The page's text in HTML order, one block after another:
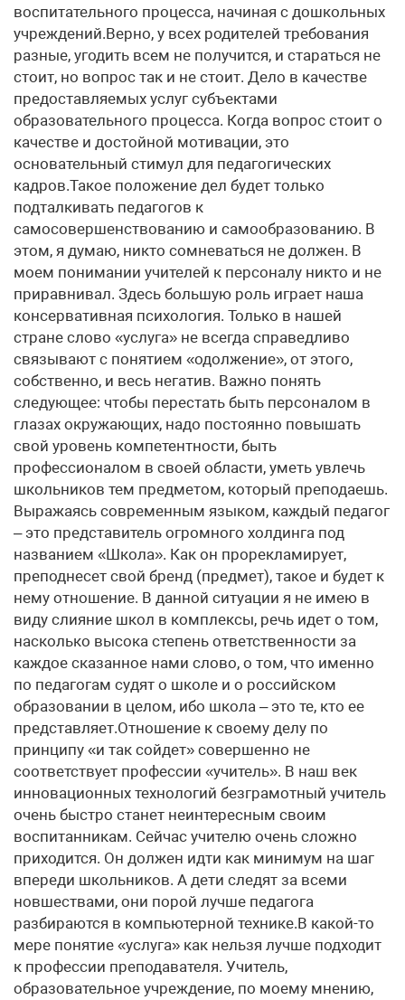
воспитательного процесса, начиная с дошкольных
учреждений.Верно, у всех родителей требования
разные, угодить всем не получится, и стараться не
стоит, но вопрос так и не стоит. Дело в качестве
предоставляемых услуг субъектами
образовательного процесса. Когда вопрос стоит о
качестве и достойной мотивации, это
основательный стимул для педагогических
кадров.Такое положение дел будет только
подталкивать педагогов к
самосовершенствованию и самообразованию. В
этом, я думаю, никто сомневаться не должен. В
моем понимании учителей к персоналу никто и не
приравнивал. Здесь большую роль играет наша
консервативная психология. Только в нашей
стране слово «услуга» не всегда справедливо
связывают с понятием «одолжение», от этого,
собственно, и весь негатив. Важно понять
следующее: чтобы перестать быть персоналом в
глазах окружающих, надо постоянно повышать
свой уровень компетентности, быть
профессионалом в своей области, уметь увлечь
школьников тем предметом, который преподаешь.
Выражаясь современным языком, каждый педагог
– это представитель огромного холдинга под
названием «Школа». Как он прорекламирует,
преподнесет свой бренд (предмет), такое и будет к
нему отношение. В данной ситуации я не имею в
виду слияние школ в комплексы, речь идет о том,
насколько высока степень ответственности за
каждое сказанное нами слово, о том, что именно
по педагогам судят о школе и о российском
образовании в целом, ибо школа – это те, кто ее
представляет.Отношение к своему делу по
принципу «и так сойдет» совершенно не
соответствует профессии «учитель». В наш век
инновационных технологий безграмотный учитель
очень быстро станет неинтересным своим
воспитанникам. Сейчас учителю очень сложно
приходится. Он должен идти как минимум на шаг
впереди школьников. А дети следят за всеми
новшествами, они порой лучше педагога
разбираются в компьютерной технике.В какой-то
мере понятие «услуга» как нельзя лучше подходит
к профессии преподавателя. Учитель,
образовательное учреждение, по моему мнению,